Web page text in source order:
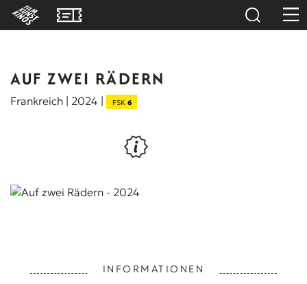
AUF ZWEI RÄDERN
Frankreich | 2024 | FSK 6
INFORMATIONEN